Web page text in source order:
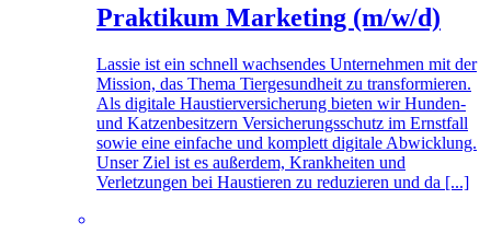
Praktikum Marketing (m/w/d)
Lassie ist ein schnell wachsendes Unternehmen mit der
Mission, das Thema Tiergesundheit zu transformieren.
Als digitale Haustierversicherung bieten wir Hunden-
und Katzenbesitzern Versicherungsschutz im Ernstfall
sowie eine einfache und komplett digitale Abwicklung.
Unser Ziel ist es außerdem, Krankheiten und
Verletzungen bei Haustieren zu reduzieren und da [...]